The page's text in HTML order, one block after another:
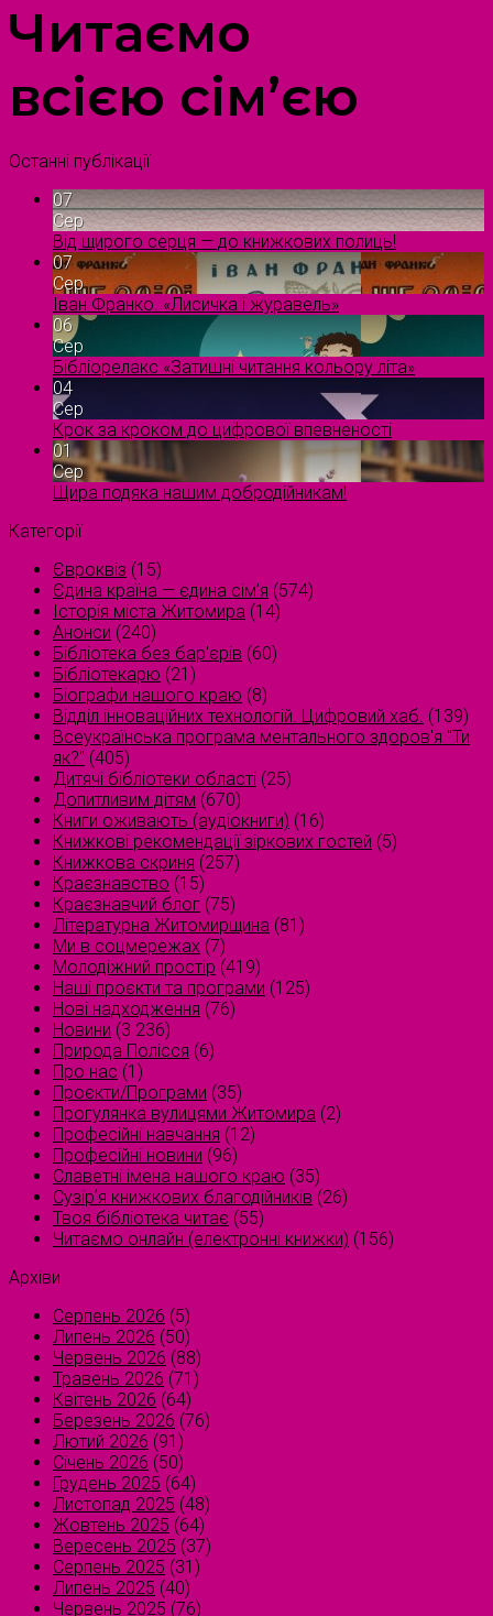
Читаємо
всією сім’єю
Останні публікації
07
Сер
Від щирого серця — до книжкових полиць!
07
Сер
Іван Франко. «Лисичка і журавель»
06
Сер
Бібліорелакс «Затишні читання кольору літа»
04
Сер
Крок за кроком до цифрової впевненості
01
Сер
Щира подяка нашим добродійникам!
Категорії
Євроквіз (15)
Єдина країна — єдина сім’я (574)
Історія міста Житомира (14)
Анонси (240)
Бібліотека без бар'єрів (60)
Бібліотекарю (21)
Біографи нашого краю (8)
Відділ інноваційних технологій. Цифровий хаб. (139)
Всеукраїнська програма ментального здоров'я "Ти
як?" (405)
Дитячі бібліотеки області (25)
Допитливим дітям (670)
Книги оживають (аудіокниги) (16)
Книжкові рекомендації зіркових гостей (5)
Книжкова скриня (257)
Краєзнавство (15)
Краєзнавчий блог (75)
Літературна Житомирщина (81)
Ми в соцмережах (7)
Молодіжний простір (419)
Наші проєкти та програми (125)
Нові надходження (76)
Новини (3 236)
Природа Полісся (6)
Про нас (1)
Проєкти/Програми (35)
Прогулянка вулицями Житомира (2)
Професійні навчання (12)
Професійні новини (96)
Славетні імена нашого краю (35)
Сузірʼя книжкових благодійників (26)
Твоя бібліотека читає (55)
Читаємо онлайн (електронні книжки) (156)
Архіви
Серпень 2026 (5)
Липень 2026 (50)
Червень 2026 (88)
Травень 2026 (71)
Квітень 2026 (64)
Березень 2026 (76)
Лютий 2026 (91)
Січень 2026 (50)
Грудень 2025 (64)
Листопад 2025 (48)
Жовтень 2025 (64)
Вересень 2025 (37)
Серпень 2025 (31)
Липень 2025 (40)
Червень 2025 (76)